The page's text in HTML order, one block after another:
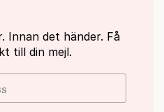
Innan det händer. Få
till din mejl.